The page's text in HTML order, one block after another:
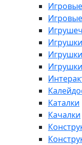
Каталки
Качалки